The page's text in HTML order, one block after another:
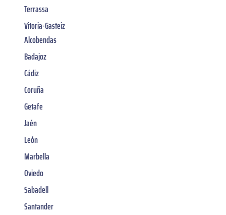
Terrassa
Vitoria-Gasteiz
Alcobendas
Badajoz
Cádiz
Coruña
Getafe
Jaén
León
Marbella
Oviedo
Sabadell
Santander